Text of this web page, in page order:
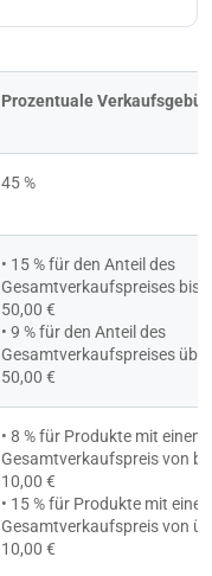
Prozentuale
45 %
• 15 % für den Anteil des
Gesamtverkaufspreises bis
50,00 €
• 9 % für den Anteil des
Gesamtverkaufspreises über
50,00 €
• 8 % für Produkte mit einem
Gesamtverkaufspreis von
10,00 €
• 15 % für Produkte mit
Gesamtverkaufspreis von
10,00 €